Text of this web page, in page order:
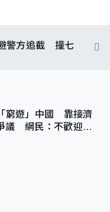
警方追截 撞七
窮遊」中國 靠接濟
議 網民：不歡迎劣